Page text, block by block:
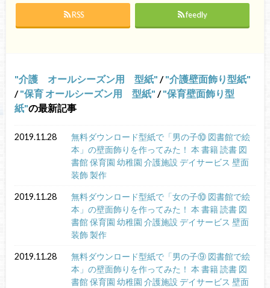
RSS feedly
介護 オールシーズン用 型紙 / 介護壁面飾り型紙
/ 保育 オールシーズン用 型紙 / 保育壁面飾り型
紙 の最新記事
2019.11.28
無料ダウンロード型紙で「男の子⑩ 図書館で絵
本」の壁面飾りを作ってみた！ 本 書籍 読書 図
書館 保育園 幼稚園 介護施設 デイサービス 壁面
装飾 製作
2019.11.28
無料ダウンロード型紙で「女の子⑩ 図書館で絵
本」の壁面飾りを作ってみた！ 本 書籍 読書 図
書館 保育園 幼稚園 介護施設 デイサービス 壁面
装飾 製作
2019.11.28
無料ダウンロード型紙で「男の子⑨ 図書館で絵
本」の壁面飾りを作ってみた！ 本 書籍 読書 図
書館 保育園 幼稚園 介護施設 デイサービス 壁面